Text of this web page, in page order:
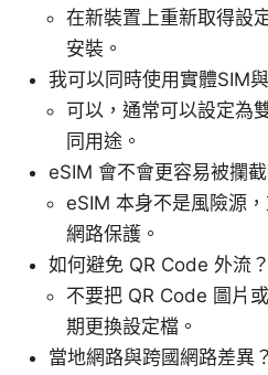
在新裝置上重新取得設
安裝。
我可以同時使用實體SIM
可以，通常可以設定為
同用途。
eSIM 會不會更容易被攔截
eSIM 本身不是風險源
網路保護。
如何避免 QR Code 外流？
不要把 QR Code 圖片
期更換設定檔。
當地網路與跨國網路差異？